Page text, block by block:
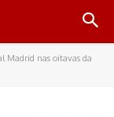
Madrid nas oitavas da